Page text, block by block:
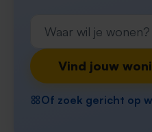
Vind jouw
Of zoek gericht op